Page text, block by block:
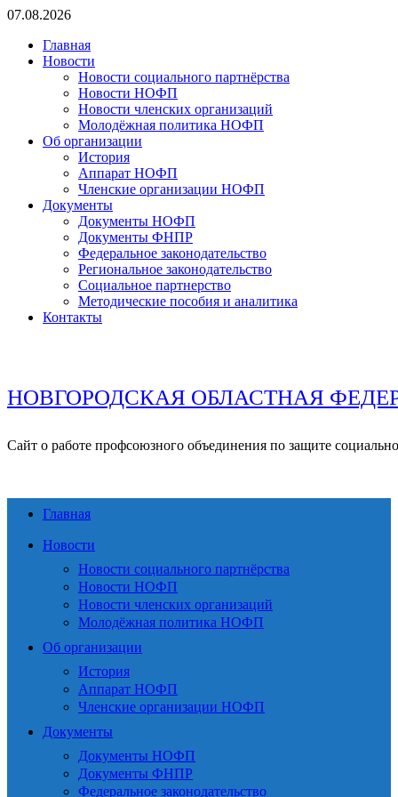
Перейти
содержимому
07.08.2026
Главная
Новости
Новости социального партнёрства
Новости НОФП
Новости членских организаций
Молодёжная политика НОФП
Об организации
История
Аппарат НОФП
Членские организации НОФП
Документы
Документы НОФП
Документы ФНПР
Федеральное законодательство
Региональное законодательство
Социальное партнерство
Методические пособия и аналитика
Контакты
НОВГОРОДСКАЯ ОБЛАСТНАЯ
Сайт о работе профсоюзного объединения по защите
Главная
Новости
Новости социального партнёрства
Новости НОФП
Новости членских организаций
Молодёжная политика НОФП
Об организации
История
Аппарат НОФП
Членские организации НОФП
Документы
Документы НОФП
Документы ФНПР
Федеральное законодательство